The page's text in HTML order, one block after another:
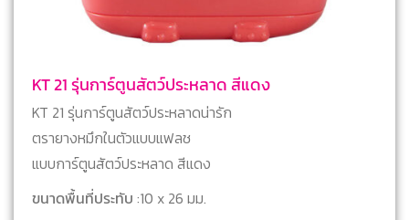
KT 21 รุ่นการ์ตูนสัตว์ประหลาด สีแดง
KT 21 รุ่นการ์ตูนสัตว์ประหลาดน่ารัก
ตรายางหมึกในตัวแบบแฟลช
แบบการ์ตูนสัตว์ประหลาด สีแดง
ขนาดพื้นที่ประทับ :10 x 26 มม.